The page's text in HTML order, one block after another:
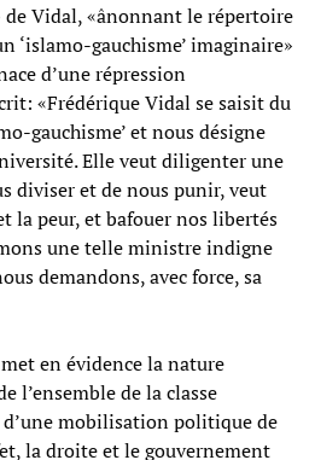
de Vidal, «ânonnant le répertoire
‘islamo-gauchisme’ imaginaire»
d’une répression
«Frédérique Vidal se saisit du
gauchisme’ et nous désigne
Elle veut diligenter une
diviser et de nous punir, veut
la peur, et bafouer nos libertés
une telle ministre indigne
demandons, avec force, sa
en évidence la nature
l’ensemble de la classe
mobilisation politique de
la droite et le gouvernement